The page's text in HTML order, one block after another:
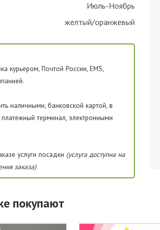
Июль-Ноябрь
желтый/оранжевый
курьером, Почтой России, EMS,
наличными, банковской картой, в
терминал, электронными
услуги посадки (услуга доступна на
заказа)
покупают